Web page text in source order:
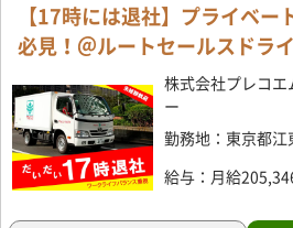
【17時には退社】プライベー
必見！＠ルートセールスドラ
株式会社プレコエ
ー
勤務地：東京都
給与：月給